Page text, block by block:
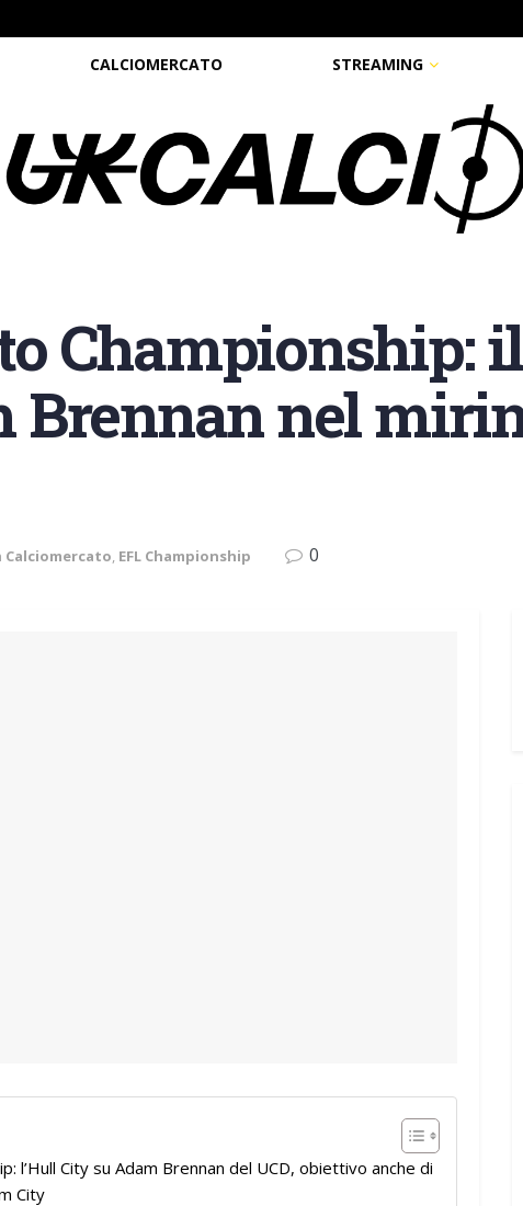
CALCIOMERCATO STREAMING
Championship:
nel
Calciomercato, EFL Championship 0
l’Hull City su Adam Brennan del UCD, obiettivo anche di
City